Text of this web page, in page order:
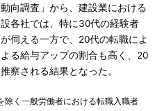
向調査」から、建設業における
各社では、特に30代の経験者
伺える一方で、20代の転職によ
る給与アップの割合も高く、20
察される結果となった。
除く一般労働者における転職入職者